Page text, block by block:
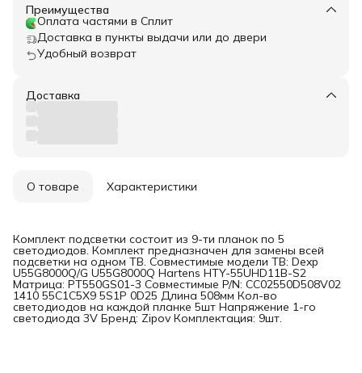
Преимущества
Оплата частями в Сплит
Доставка в пункты выдачи или до двери
Удобный возврат
Доставка
О товаре Характеристики
Комплект подсветки состоит из 9-ти планок по 5
светодиодов. Комплект предназначен для замены всей
подсветки на одном ТВ. Совместимые модели ТВ: Dexp
U55G8000Q/G U55G8000Q Hartens HTY-55UHD11B-S2
Матрица: PT550GS01-3 Совместимые P/N: CC02550D508V02
1410 55C1C5X9 5S1P 0D25 Длина 508мм Кол-во
светодиодов на каждой планке 5шт Напряжение 1-го
светодиода 3V Бренд: Zipov Комплектация: 9шт.